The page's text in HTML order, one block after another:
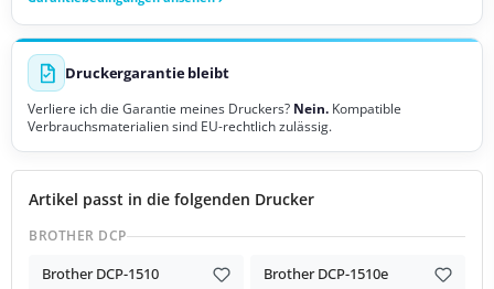
Druckergarantie bleibt
Verliere ich die Garantie meines Druckers? Nein. Kompatible
Verbrauchsmaterialien sind EU-rechtlich zulässig.
Artikel passt in die folgenden Drucker
BROTHER DCP
Brother DCP-1510 Brother DCP-1510e